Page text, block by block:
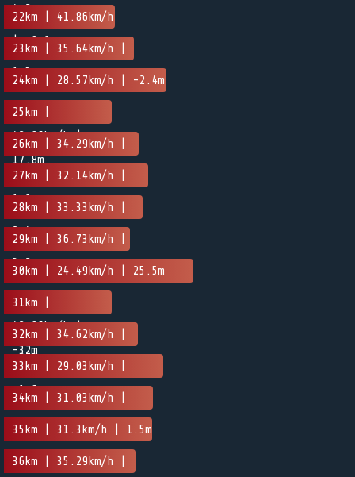
4.2m
22km | 41.86km/h
| -0.1m
23km | 35.64km/h |
1.3m
24km | 28.57km/h | -2.4m
25km |
42.86km/h |
17.8m
26km | 34.29km/h |
-14.4m
27km | 32.14km/h |
1.1m
28km | 33.33km/h |
2.4m
29km | 36.73km/h |
3.2m
30km | 24.49km/h | 25.5m
31km |
42.86km/h |
-32m
32km | 34.62km/h |
-0.3m
33km | 29.03km/h |
-1.6m
34km | 31.03km/h |
-0.3m
35km | 31.3km/h | 1.5m
36km | 35.29km/h |